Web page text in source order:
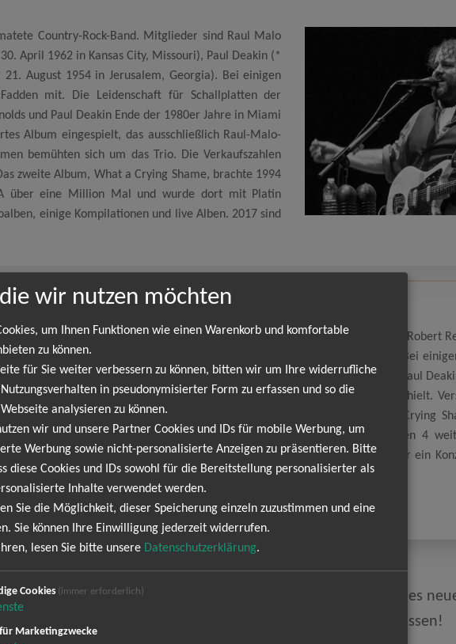
Country-Rock-Band. Mitglieder sind Raul Malo
April 1962 in Kansas City, Missouri), Paul Deakin (*
August 1954 in Jerusalem, Georgia). Bei einigen
mit. Die Leidenschaft für Schallplatten der
und Paul Deakin Ende der 1980er Jahre in Miami
Album eingespielt, das ausschließlich Raul-Malo-
bemühten sich um das Trio. Die Verkaufszahlen
zweite Album, What a Crying Shame, brachte 1994
über eine Million Mal und wurde dort mit Platin
einige Kompilationen und live Alben. 2017 sind
The Mavericks
Country-Rock-Band. Mitglieder sind Raul Malo (* 7. August 1965 in Miami), Robert
1959 in Miami) und Nick Kane (* 21. August 1954 in Jerusalem, Georgia). Bei
der Rock-’n’-Roll-Ära brachte Raul Malo, Robert Reynolds und Paul
Album eingespielt, das ausschließlich Raul-Malo-Kompositionen enthielt.
jedoch hinter den Erwartungen zurück. Das zweite Album, What a Crying
Million Mal und wurde dort mit Platin ausgezeichnet. Bis heute folgten 4
auch endlich wieder in Deutschland live zu sehen, wenngleich Sie für nur ein
NEWSLETTER
Termine. Wir informieren dich jedoch gerne direkt, sobald es
anmelden und keine Angebote und Tourdaten mehr verpassen!
wir nutzen möchten
um Ihnen Funktionen wie einen Warenkorb und komfortable
zu können.
für Sie weiter verbessern zu können, bitten wir um Ihre widerrufliche
in pseudonymisierter Form zu erfassen und so die
analysieren zu können.
wir und unsere Partner Cookies und IDs für mobile Werbung, um
Werbung sowie nicht-personalisierte Anzeigen zu präsentieren. Bitte
diese Cookies und IDs sowohl für die Bereitstellung personalisierter als
Inhalte verwendet werden.
Sie die Möglichkeit, dieser Speicherung einzeln zuzustimmen und eine
Sie können Ihre Einwilligung jederzeit widerrufen.
lesen Sie bitte unsere Datenschutzerklärung.
Cookies (immer erforderlich)
Marketingzwecke